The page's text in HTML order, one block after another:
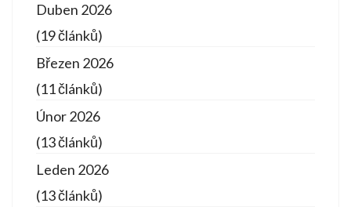
Duben 2026
(19 článků)
Březen 2026
(11 článků)
Únor 2026
(13 článků)
Leden 2026
(13 článků)